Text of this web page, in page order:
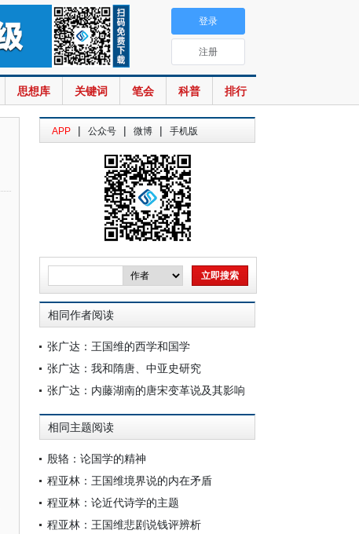
思想库 关键词 笔会 科普 排行
登录
注册
APP | 公众号 | 微博 | 手机版
相同作者阅读
张广达：王国维的西学和国学
张广达：我和隋唐、中亚史研究
张广达：内藤湖南的唐宋变革说及其影响
相同主题阅读
殷辂：论国学的精神
程亚林：王国维境界说的内在矛盾
程亚林：论近代诗学的主题
程亚林：王国维悲剧说钱评辨析